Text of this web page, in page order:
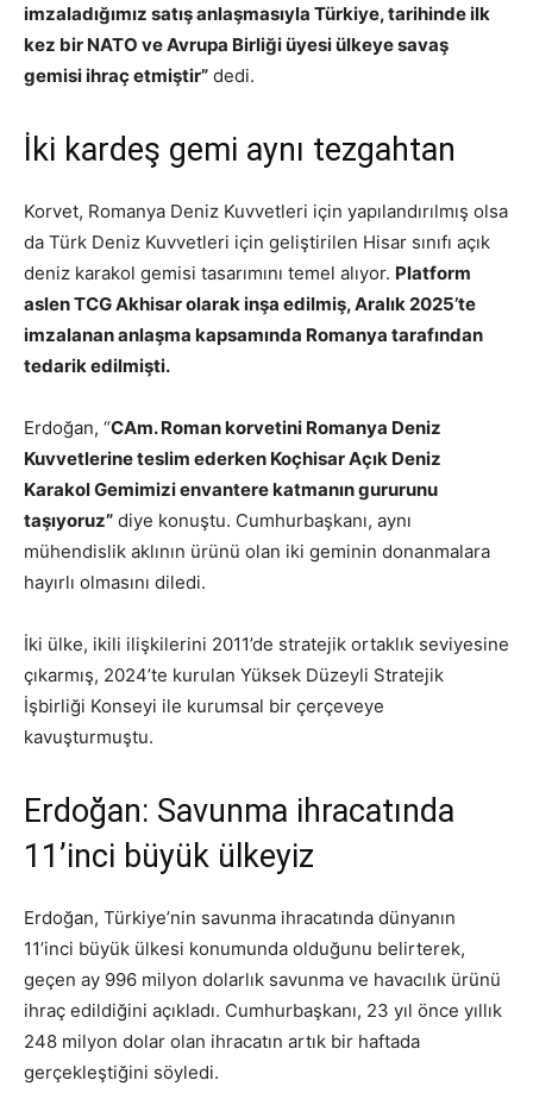
imzaladığımız satış anlaşmasıyla Türkiye, tarihinde ilk
kez bir NATO ve Avrupa Birliği üyesi ülkeye savaş
gemisi ihraç etmiştir” dedi.
İki kardeş gemi aynı tezgahtan
Korvet, Romanya Deniz Kuvvetleri için yapılandırılmış olsa
da Türk Deniz Kuvvetleri için geliştirilen Hisar sınıfı açık
deniz karakol gemisi tasarımını temel alıyor. Platform
aslen TCG Akhisar olarak inşa edilmiş, Aralık 2025’te
imzalanan anlaşma kapsamında Romanya tarafından
tedarik edilmişti.
Erdoğan, “CAm. Roman korvetini Romanya Deniz
Kuvvetlerine teslim ederken Koçhisar Açık Deniz
Karakol Gemimizi envantere katmanın gururunu
taşıyoruz” diye konuştu. Cumhurbaşkanı, aynı
mühendislik aklının ürünü olan iki geminin donanmalara
hayırlı olmasını diledi.
İki ülke, ikili ilişkilerini 2011’de stratejik ortaklık seviyesine
çıkarmış, 2024’te kurulan Yüksek Düzeyli Stratejik
İşbirliği Konseyi ile kurumsal bir çerçeveye
kavuşturmuştu.
Erdoğan: Savunma ihracatında
11’inci büyük ülkeyiz
Erdoğan, Türkiye’nin savunma ihracatında dünyanın
11’inci büyük ülkesi konumunda olduğunu belirterek,
geçen ay 996 milyon dolarlık savunma ve havacılık ürünü
ihraç edildiğini açıkladı. Cumhurbaşkanı, 23 yıl önce yıllık
248 milyon dolar olan ihracatın artık bir haftada
gerçekleştiğini söyledi.